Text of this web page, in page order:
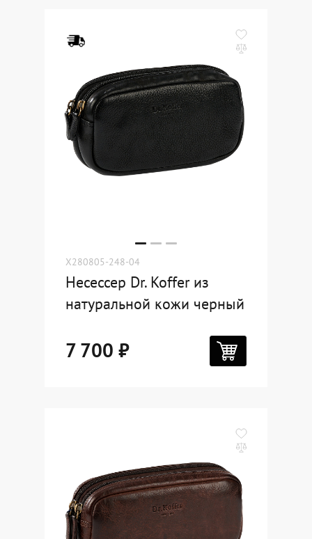
X280805-248-04
Несессер Dr. Koffer из
натуральной кожи черный
7 700 ₽